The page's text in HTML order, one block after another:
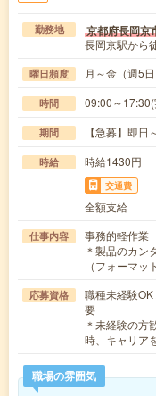
勤務地 京都府長岡京
長岡京駅から
曜日頻度 月～金（週5
時間 09:00～
期間 【急募】即
時給 時給1430円
交通費
全額支給
仕事内容
事務的軽作業
＊製品のカン
（フォーマ
応募資格
職種未経験
要
＊未経験の方
時、キャリア
職場の雰囲気